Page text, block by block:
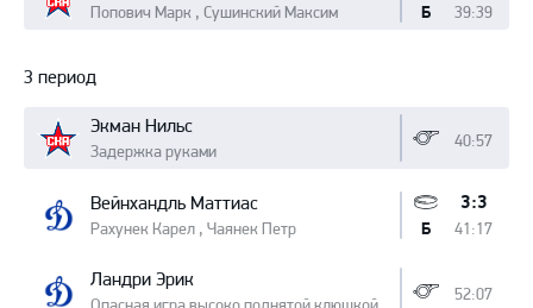
Попович Марк , Сушинский Максим 39:39
Б
3 период
Экман Нильс
Задержка руками
40:57
Вейнхандль Маттиас
Рахунек Карел , Чаянек Петр
3:3
41:17
Б
Ландри Эрик
52:07